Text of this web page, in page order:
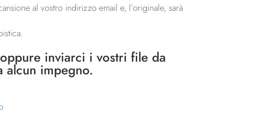
al vostro indirizzo email e, l’originale, sarà
oppure inviarci i vostri file da
alcun impegno.